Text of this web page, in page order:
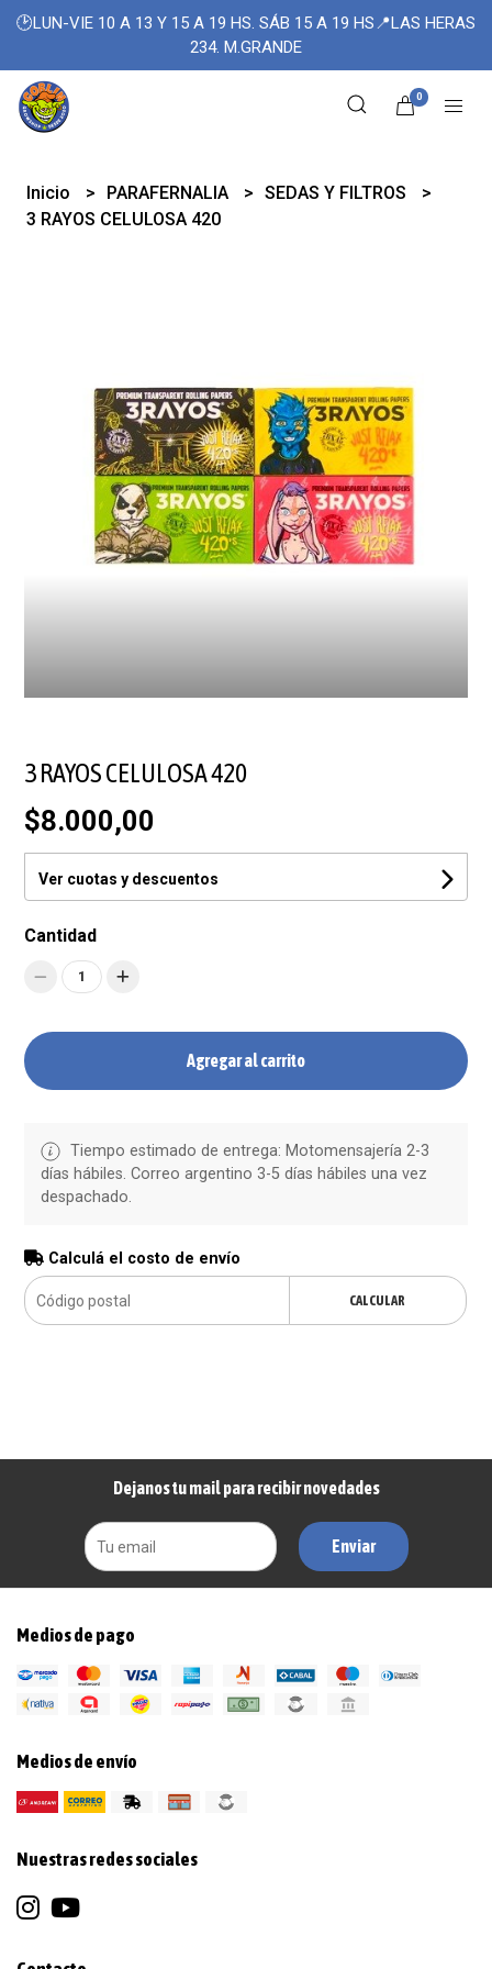
🕑LUN-VIE 10 A 13 Y 15 A 19 HS. SÁB 15 A 19 HS📍LAS HERAS
234. M.GRANDE
0
Inicio PARAFERNALIA
SEDAS Y FILTROS
3 RAYOS CELULOSA 420
3 RAYOS CELULOSA 420
$8.000,00
Ver cuotas y descuentos
Cantidad
1
Agregar al carrito
Tiempo estimado de entrega: Motomensajería 2-3
días hábiles. Correo argentino 3-5 días hábiles una vez
despachado.
Calculá el costo de envío
CALCULAR
Dejanos tu mail para recibir novedades
Enviar
Medios de pago
Medios de envío
Nuestras redes sociales